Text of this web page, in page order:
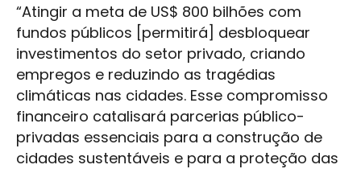
“Atingir a meta de US$ 800 bilhões com
fundos públicos [permitirá] desbloquear
investimentos do setor privado, criando
empregos e reduzindo as tragédias
climáticas nas cidades. Esse compromisso
financeiro catalisará parcerias público-
privadas essenciais para a construção de
cidades sustentáveis e para a proteção das